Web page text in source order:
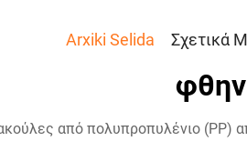
Arxiki Selida Σχετικά
από πολυπροπυλένιο (PP)